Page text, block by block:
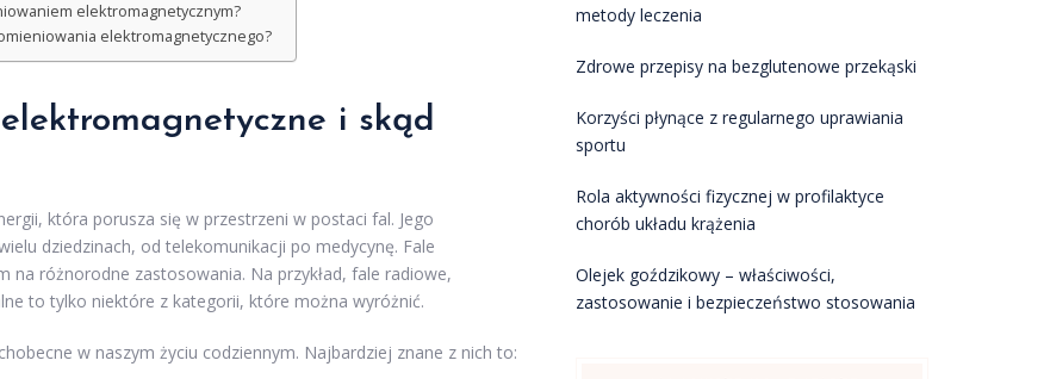
elektromagnetycznym?
elektromagnetycznego?
i skąd
która porusza się w przestrzeni w postaci fal. Jego
dziedzinach, od telekomunikacji po medycynę. Fale
na różnorodne zastosowania. Na przykład, fale radiowe,
to tylko niektóre z kategorii, które można wyróżnić.
w naszym życiu codziennym. Najbardziej znane z nich to:
metody leczenia
Zdrowe przepisy na bezglutenowe przekąski
Korzyści płynące z regularnego uprawiania
sportu
Rola aktywności fizycznej w profilaktyce
chorób układu krążenia
Olejek goździkowy – właściwości,
zastosowanie i bezpieczeństwo stosowania